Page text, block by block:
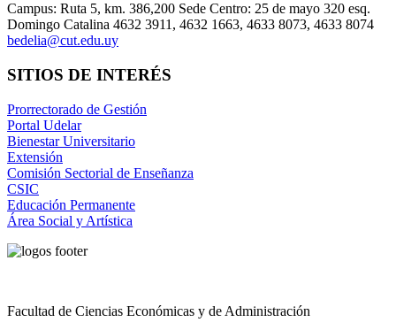
Campus: Ruta 5, km. 386,200 Sede Centro: 25 de mayo 320 esq.
Domingo Catalina 4632 3911, 4632 1663, 4633 8073, 4633 8074
bedelia@cut.edu.uy
SITIOS DE INTERÉS
Prorrectorado de Gestión
Portal Udelar
Bienestar Universitario
Extensión
Comisión Sectorial de Enseñanza
CSIC
Educación Permanente
Área Social y Artística
Facultad de Ciencias Económicas y de Administración